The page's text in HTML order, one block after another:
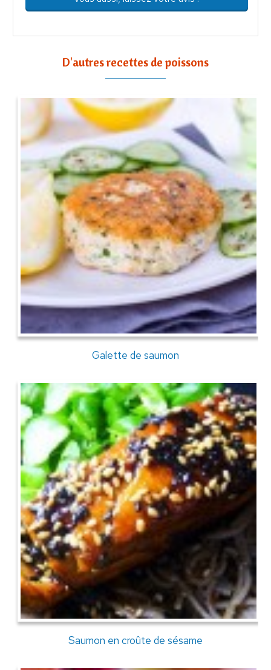
D'autres recettes de poissons
Galette de saumon
Saumon en croûte de sésame